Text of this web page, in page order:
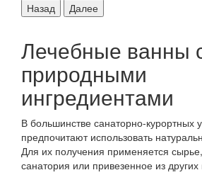
Назад
Далее
Лечебные ванны
природными
ингредиентами
В большинстве санаторно-курортных
предпочитают использовать
Для их получения применяется
санатория или привезенное из